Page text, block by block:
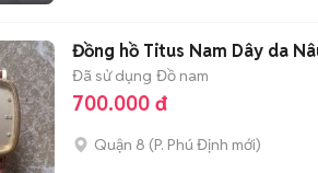
Đồng hồ Titus Nam Dây da
Đã sử dụng Đồ nam
700.000 đ
Quận 8 (P. Phú Định mới)